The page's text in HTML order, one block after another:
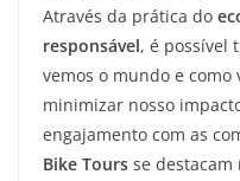
Através da prática do
responsável, é possível
vemos o mundo e
minimizar nosso
engajamento com as
Bike Tours se destacam